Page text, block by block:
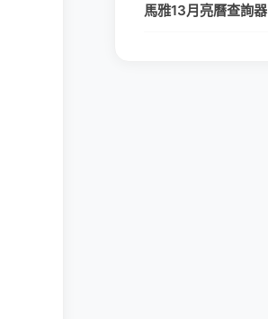
馬雅13月亮曆查詢器